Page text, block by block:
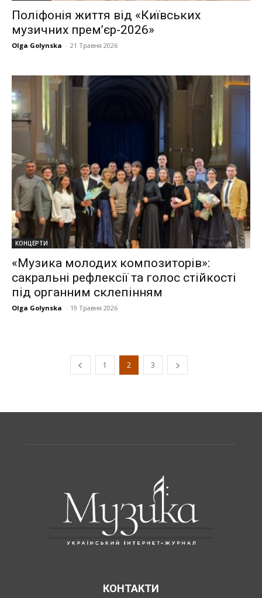
Поліфонія життя від «Київських
музичних прем’єр-2026»
Olga Golynska - 21 Травня 2026
КОНЦЕРТИ
«Музика молодих композиторів»:
сакральні рефлексії та голос стійкості
під органним склепінням
Olga Golynska - 19 Травня 2026
1 2 3
КОНТАКТИ